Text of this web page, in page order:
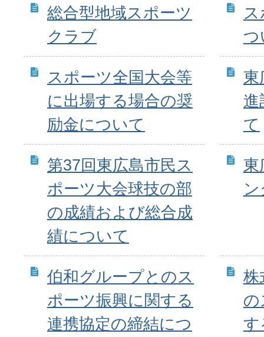
総合型地域スポーツ
クラブ
つ
スポーツ全国大会等
に出場する場合の奨
励金について
東
進
て
第37回東広島市民ス
ポーツ大会球技の部
の成績および総合成
績について
東
伯和グループとのス
ポーツ振興に関する
連携協定の締結につ
株
の
す